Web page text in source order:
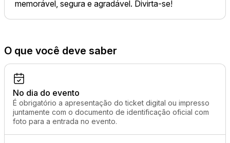
memorável, segura e agradável. Divirta-se!
O que você deve saber
No dia do evento
É obrigatório a apresentação do ticket digital ou impresso
juntamente com o documento de identificação oficial com
foto para a entrada no evento.